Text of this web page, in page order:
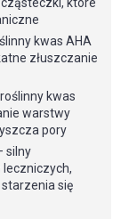
kwas AHA
złuszczanie
kwas
warstwy
pory
silny
leczniczych,
się